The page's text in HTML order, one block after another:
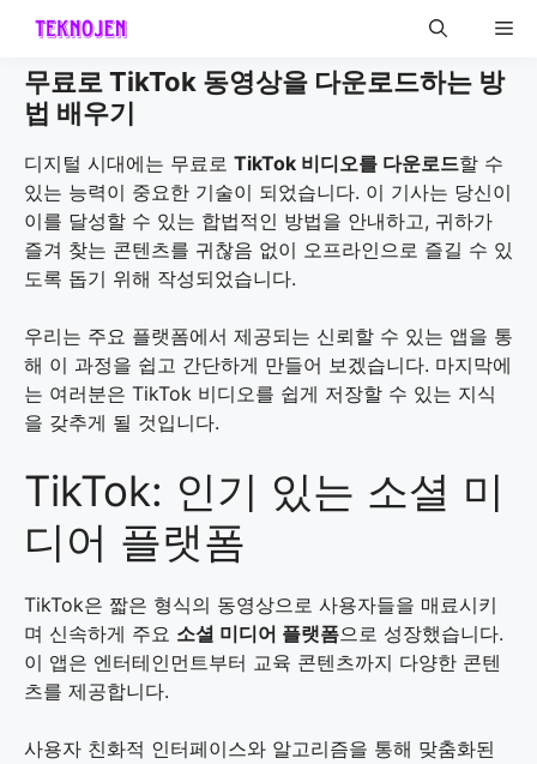
Skip
content
무료로 TikTok 동영상을 다운로드하는 방
법 배우기
디지털 시대에는 무료로 TikTok 비디오를 다운로드할 수
있는 능력이 중요한 기술이 되었습니다. 이 기사는 당신이
이를 달성할 수 있는 합법적인 방법을 안내하고, 귀하가
즐겨 찾는 콘텐츠를 귀찮음 없이 오프라인으로 즐길 수 있
도록 돕기 위해 작성되었습니다.
우리는 주요 플랫폼에서 제공되는 신뢰할 수 있는 앱을 통
해 이 과정을 쉽고 간단하게 만들어 보겠습니다. 마지막에
는 여러분은 TikTok 비디오를 쉽게 저장할 수 있는 지식
을 갖추게 될 것입니다.
TikTok: 인기 있는 소셜 미
디어 플랫폼
TikTok은 짧은 형식의 동영상으로 사용자들을 매료시키
며 신속하게 주요 소셜 미디어 플랫폼으로 성장했습니다.
이 앱은 엔터테인먼트부터 교육 콘텐츠까지 다양한 콘텐
츠를 제공합니다.
사용자 친화적 인터페이스와 알고리즘을 통해 맞춤화된